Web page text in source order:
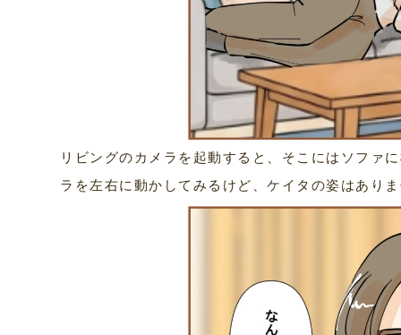
リビングのカメラを起動すると、そこにはソファ
ラを左右に動かしてみるけど、ケイタの姿はあり